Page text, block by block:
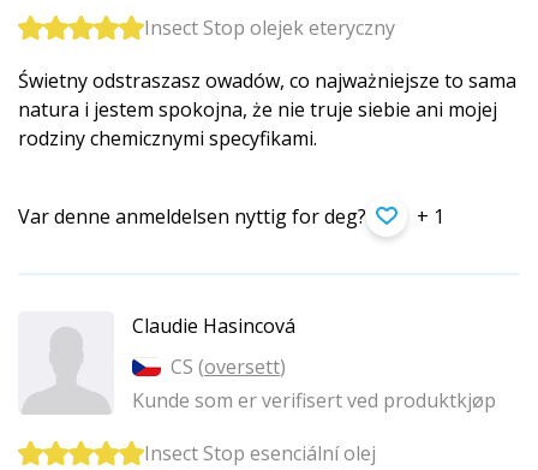
Insect Stop olejek eteryczny
Świetny odstraszasz owadów, co najważniejsze to sama
natura i jestem spokojna, że nie truje siebie ani mojej
rodziny chemicznymi specyfikami.
Var denne anmeldelsen nyttig for deg? + 1
Claudie Hasincová
CS (oversett)
Kunde som er verifisert ved produktkjøp
Insect Stop esenciální olej